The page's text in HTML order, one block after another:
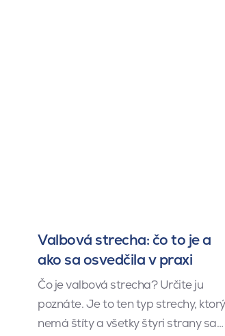
Valbová strecha: čo to je a
ako sa osvedčila v praxi
Čo je valbová strecha? Určite ju
poznáte. Je to ten typ strechy, ktorý
nemá štíty a všetky štyri strany sa…